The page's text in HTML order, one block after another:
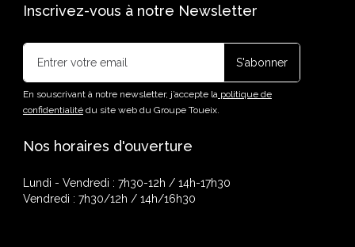
Inscrivez-vous à notre Newsletter
En souscrivant à notre newsletter, j’accepte lapolitique de
confidentialitédu site web du Groupe Toueix.
Nos horaires d'ouverture
Lundi - Vendredi : 7h30-12h / 14h-17h30
Vendredi : 7h30/12h / 14h/16h30